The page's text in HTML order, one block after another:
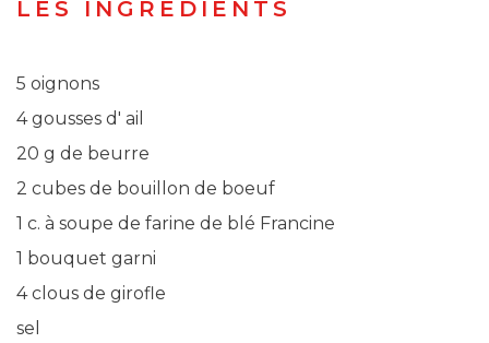
LES INGRÉDIENTS
5 oignons
4 gousses d' ail
20 g de beurre
2 cubes de bouillon de boeuf
1 c. à soupe de farine de blé Francine
1 bouquet garni
4 clous de girofle
sel